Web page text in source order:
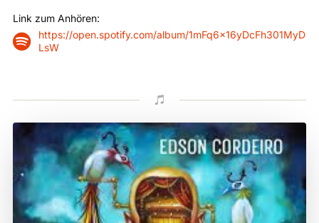
Link zum Anhören:

https://open.spotify.com/album/1mFq6x16yDcFh301MyD
LsW
